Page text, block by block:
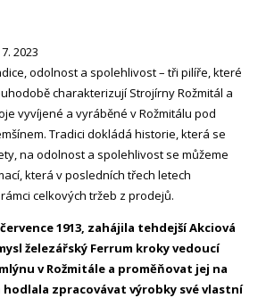
2023
odolnost a spolehlivost – tři pilíře, které
charakterizují Strojírny Rožmitál a
vyvíjené a vyráběné v Rožmitálu pod
Tradici dokládá historie, která se
na odolnost a spolehlivost se můžeme
která v posledních třech letech
celkových tržeb z prodejů.
července 1913, zahájila tehdejší Akciová
železářský Ferrum kroky vedoucí
v Rožmitále a proměňovat jej na
zpracovávat výrobky své vlastní